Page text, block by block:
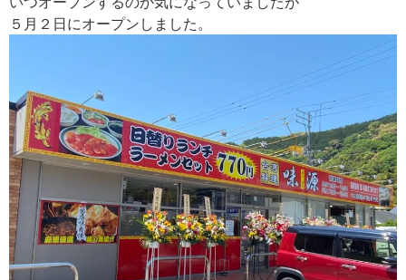
５月２日にオープンしました。